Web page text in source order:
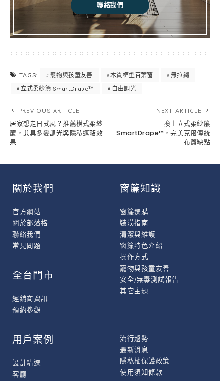
聯絡我們
TAGS: 寵物與孩童友善 木質框型百葉窗
無拉繩
立式柔紗簾 SmartDrape™
自由調光
PREVIOUS ARTICLE
居家想走日式風？推薦橫式柔紗
簾，兼具多變調光與隱私遮蔽效
果
NEXT ARTICLE
換上立式柔紗簾
SmartDrape™，完美克服傳統
布簾缺點
關於我們
官方網站
關於部落格
聯絡我們
常見問題
窗簾知識
窗簾選購
裝潢指南
清潔與維護
窗簾特色介紹
操作方式
寵物與孩童友善
安全/無毒測試報告
其它主題
全台門市
經銷商資訊
預約參觀
用戶案例
設計精選
客廳
流行趨勢
最新消息
隱私權保護政策
使用須知條款